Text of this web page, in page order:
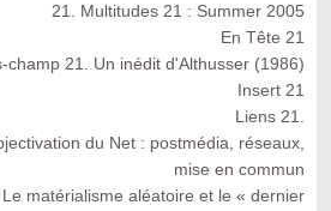
21. Multitudes 21 : Summer 2005
En Tête 21
champ 21. Un inédit d'Althusser (1986)
Insert 21
Liens 21.
du Net : postmédia, réseaux,
mise en commun
matérialisme aléatoire et le « dernier